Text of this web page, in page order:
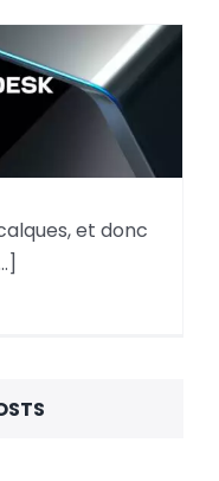
Ajouter un
et donc